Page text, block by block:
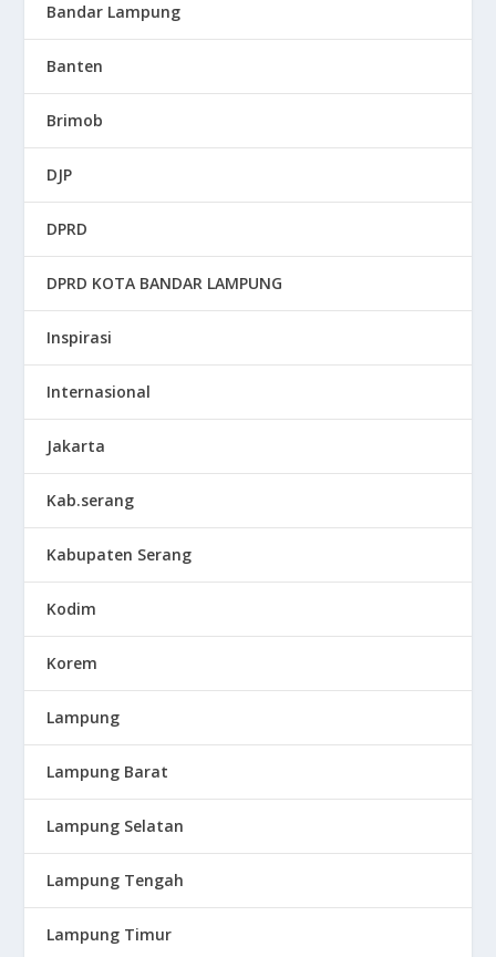
Bandar Lampung
Banten
Brimob
DJP
DPRD
DPRD KOTA BANDAR LAMPUNG
Inspirasi
Internasional
Jakarta
Kab.serang
Kabupaten Serang
Kodim
Korem
Lampung
Lampung Barat
Lampung Selatan
Lampung Tengah
Lampung Timur